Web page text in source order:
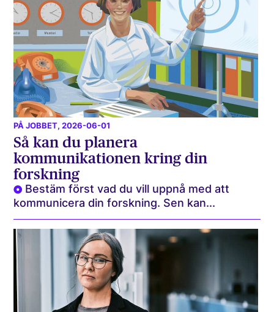
PÅ JOBBET, 2026-06-01
Så kan du planera
kommunikationen kring din
forskning
Bestäm först vad du vill uppnå med att
kommunicera din forskning. Sen kan...